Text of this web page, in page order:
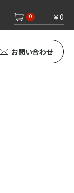
0 ￥0
お問い合わせ